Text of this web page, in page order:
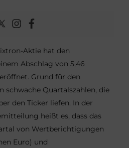
Aktie hat den
Abschlag von 5,46
Grund für den
schwache Quartalszahlen, die
den Ticker liefen. In der
heißt es, dass das
von Wertberichtigungen
Euro) und